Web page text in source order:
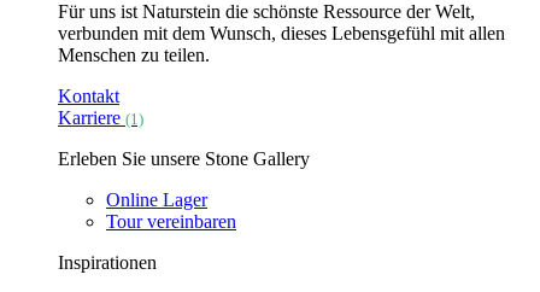
Für uns ist Naturstein die schönste Ressource der Welt,
verbunden mit dem Wunsch, dieses Lebensgefühl mit allen
Menschen zu teilen.
Kontakt
Karriere (1)
Erleben Sie unsere Stone Gallery
Online Lager
Tour vereinbaren
Inspirationen